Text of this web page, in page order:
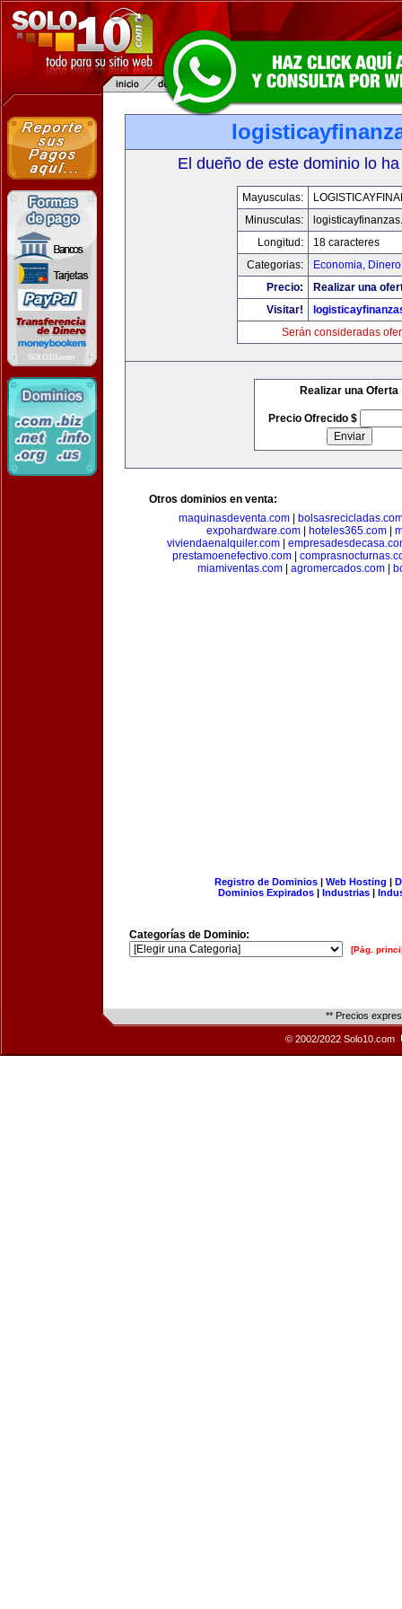
El dueño de este dominio lo
Mayusculas:
Minusculas:
Longitud:
18 caracteres
Categorias:
Economia,
Precio:
Realizar una
Visitar!
Serán consideradas
Realizar una Oferta
Precio Ofrecido $
Otros dominios en venta:
maquinasdeventa.com
expohardware.com| hoteles365.com|
viviendaenalquiler.com|
prestamoenefectivo.com
miamiventas.com
agromercados.com
Registro de Dominios| Web Hosting |
Dominios Expirados | Industrias |
Categorías de Dominio:
[Pág.
** Precios
© 2002/2022 Solo10.com